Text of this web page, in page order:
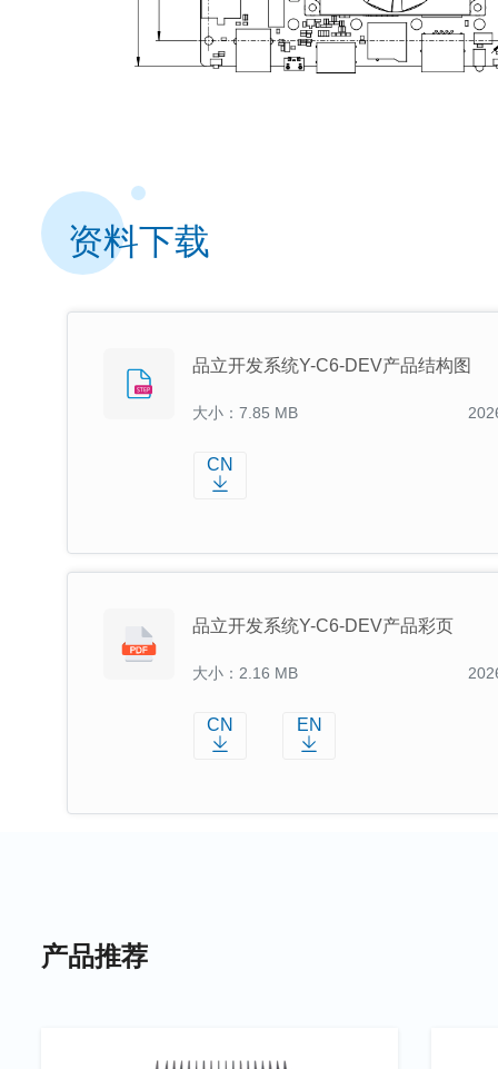
资料下载
品立开发系统Y-C6-DEV产品结构图
大小：7.85 MB
CN
品立开发系统Y-C6-DEV产品彩页
大小：2.16 MB
CN EN
产品推荐